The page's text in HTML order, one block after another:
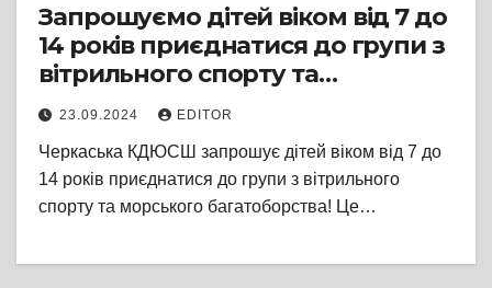
Запрошуємо дітей віком від 7 до
14 років приєднатися до групи з
вітрильного спорту та
морського багатоборства в
Черкаській КДЮСШ! Заняття
безкоштовні. Телефонуйте 098
387 71 21, щоб дізнатися більше
та записати дитину на заняття!
23.09.2024 EDITOR
Черкаська КДЮСШ запрошує дітей віком від 7 до
14 років приєднатися до групи з вітрильного
спорту та морського багатоборства! Це…